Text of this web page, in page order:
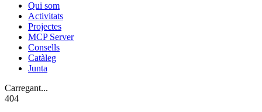
Qui som
Activitats
Projectes
MCP Server
Consells
Catàleg
Junta
Carregant...
404